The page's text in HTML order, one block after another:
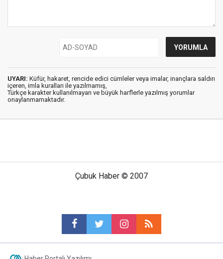
UYARI: Küfür, hakaret, rencide edici cümleler veya imalar, inançlara saldırı
içeren, imla kuralları ile yazılmamış,
Türkçe karakter kullanılmayan ve büyük harflerle yazılmış yorumlar
onaylanmamaktadır.
Çubuk Haber © 2007